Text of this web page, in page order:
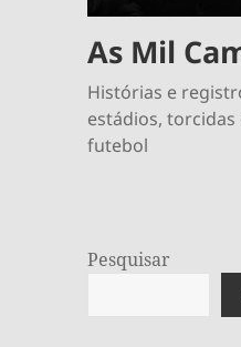
As Mil
Histórias e
estádios, torcidas
futebol
Pesquisar